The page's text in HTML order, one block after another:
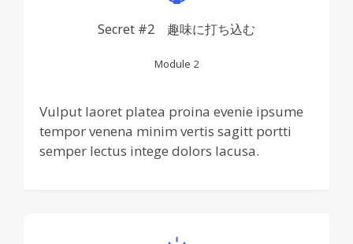
Secret #2 趣味に打ち込む
Module 2
Vulput laoret platea proina evenie ipsume
tempor venena minim vertis sagitt portti
semper lectus intege dolors lacusa.